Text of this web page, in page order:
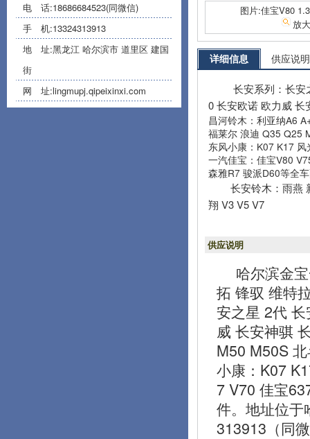
电 话:18686684523(同微信)
手 机:13324313913
地 址:黑龙江 哈尔滨市 道里区 建国
街
网 址:lingmupj.qipeixinxi.com
图片:佳宝V80
放
详细信息 供应说明
长安系列：长安
0 长安欧诺 欧力威 长
昌河铃木：利亚纳A6
福莱尔 浪迪 Q35 Q25
东风小康：K07 K17
一汽佳宝：佳宝V80
森雅R7 骏派D60等全
长安铃木：雨燕
翔 V3 V5 V7
供应说明
哈尔滨金
拓 锋驭 维特
安之星 2代
威 长安神骐
M50 M50S
小康：K07
7 V70 佳宝
件。地址位于
313913（同